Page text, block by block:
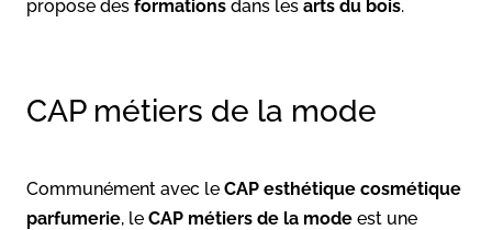
propose des formations dans les arts du bois.
CAP métiers de la mode
Communément avec le CAP esthétique cosmétique
parfumerie, le CAP métiers de la mode est une